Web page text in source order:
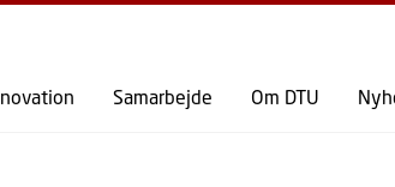
TIL PRIMÆRT INDHOLD (TRYK ENTER).
Samarbejde Om DTU